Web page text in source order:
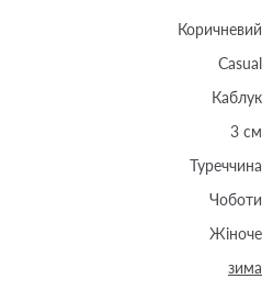
Коричневий
Casual
Каблук
3 см
Туреччина
Чоботи
Жіноче
зима